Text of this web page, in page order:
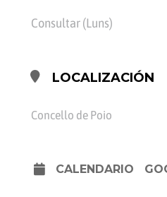
Consultar (Luns)
LOCALIZACIÓN
Concello de Poio
CALENDARIO